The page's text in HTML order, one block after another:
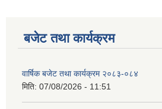
बजेट तथा कार्यक्रम
वार्षिक बजेट तथा कार्यक्रम २०८३-०८४
मिति: 07/08/2026 - 11:51